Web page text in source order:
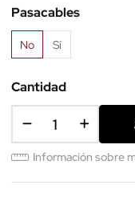
Pasacables
No Sí
Cantidad
Información sobre